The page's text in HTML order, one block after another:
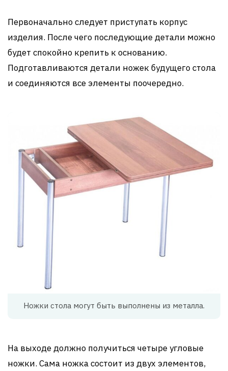
Первоначально следует приступать корпус
изделия. После чего последующие детали можно
будет спокойно крепить к основанию.
Подготавливаются детали ножек будущего стола
и соединяются все элементы поочередно.
Ножки стола могут быть выполнены из металла.
На выходе должно получиться четыре угловые
ножки. Сама ножка состоит из двух элементов,